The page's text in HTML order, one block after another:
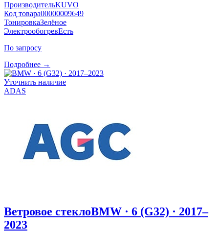
ПроизводительKUVO
Код товара00000009649
ТонировкаЗелёное
ЭлектрообогревЕсть
По запросу
Подробнее →
Уточнить наличие
ADAS
Ветровое стеклоBMW · 6 (G32) · 2017–
2023